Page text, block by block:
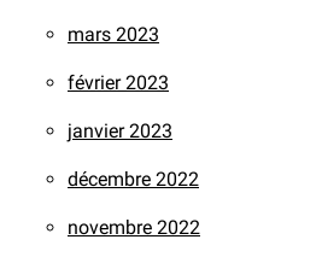
mars 2023
février 2023
janvier 2023
décembre 2022
novembre 2022